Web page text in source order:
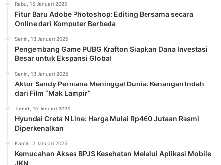
Rabu, 15 Januari 2025
Fitur Baru Adobe Photoshop: Editing Bersama secara
Online dari Komputer Berbeda
Senin, 13 Januari 2025
Pengembang Game PUBG Krafton Siapkan Dana Investasi
Besar untuk Ekspansi Global
Senin, 13 Januari 2025
Aktor Sandy Permana Meninggal Dunia: Kenangan Indah
dari Film “Mak Lampir”
Jumat, 10 Januari 2025
Hyundai Creta N Line: Harga Mulai Rp460 Jutaan Resmi
Diperkenalkan
Kamis, 2 Januari 2025
Kemudahan Akses BPJS Kesehatan Melalui Aplikasi Mobile
JKN